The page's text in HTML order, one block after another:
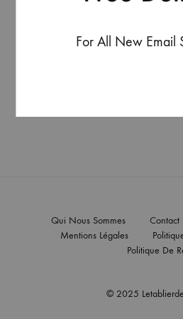
© 2025
Qui Nous Sommes Contact
Mentions Légales
Politique De
For All New Email